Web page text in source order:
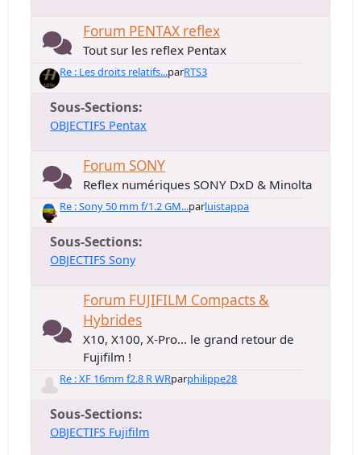
Forum PENTAX reflex
Tout sur les reflex Pentax
Re : Les droits relatifs...parRTS3
Sous-Sections
OBJECTIFS Pentax
Forum SONY
Reflex numériques SONY DxD & Minolta
Re : Sony 50 mm f/1.2 GM...parluistappa
Sous-Sections
OBJECTIFS Sony
Forum FUJIFILM Compacts &
Hybrides
X10, X100, X-Pro... le grand retour de
Fujifilm !
Re : XF 16mm f2.8 R WRparphilippe28
Sous-Sections
OBJECTIFS Fujifilm